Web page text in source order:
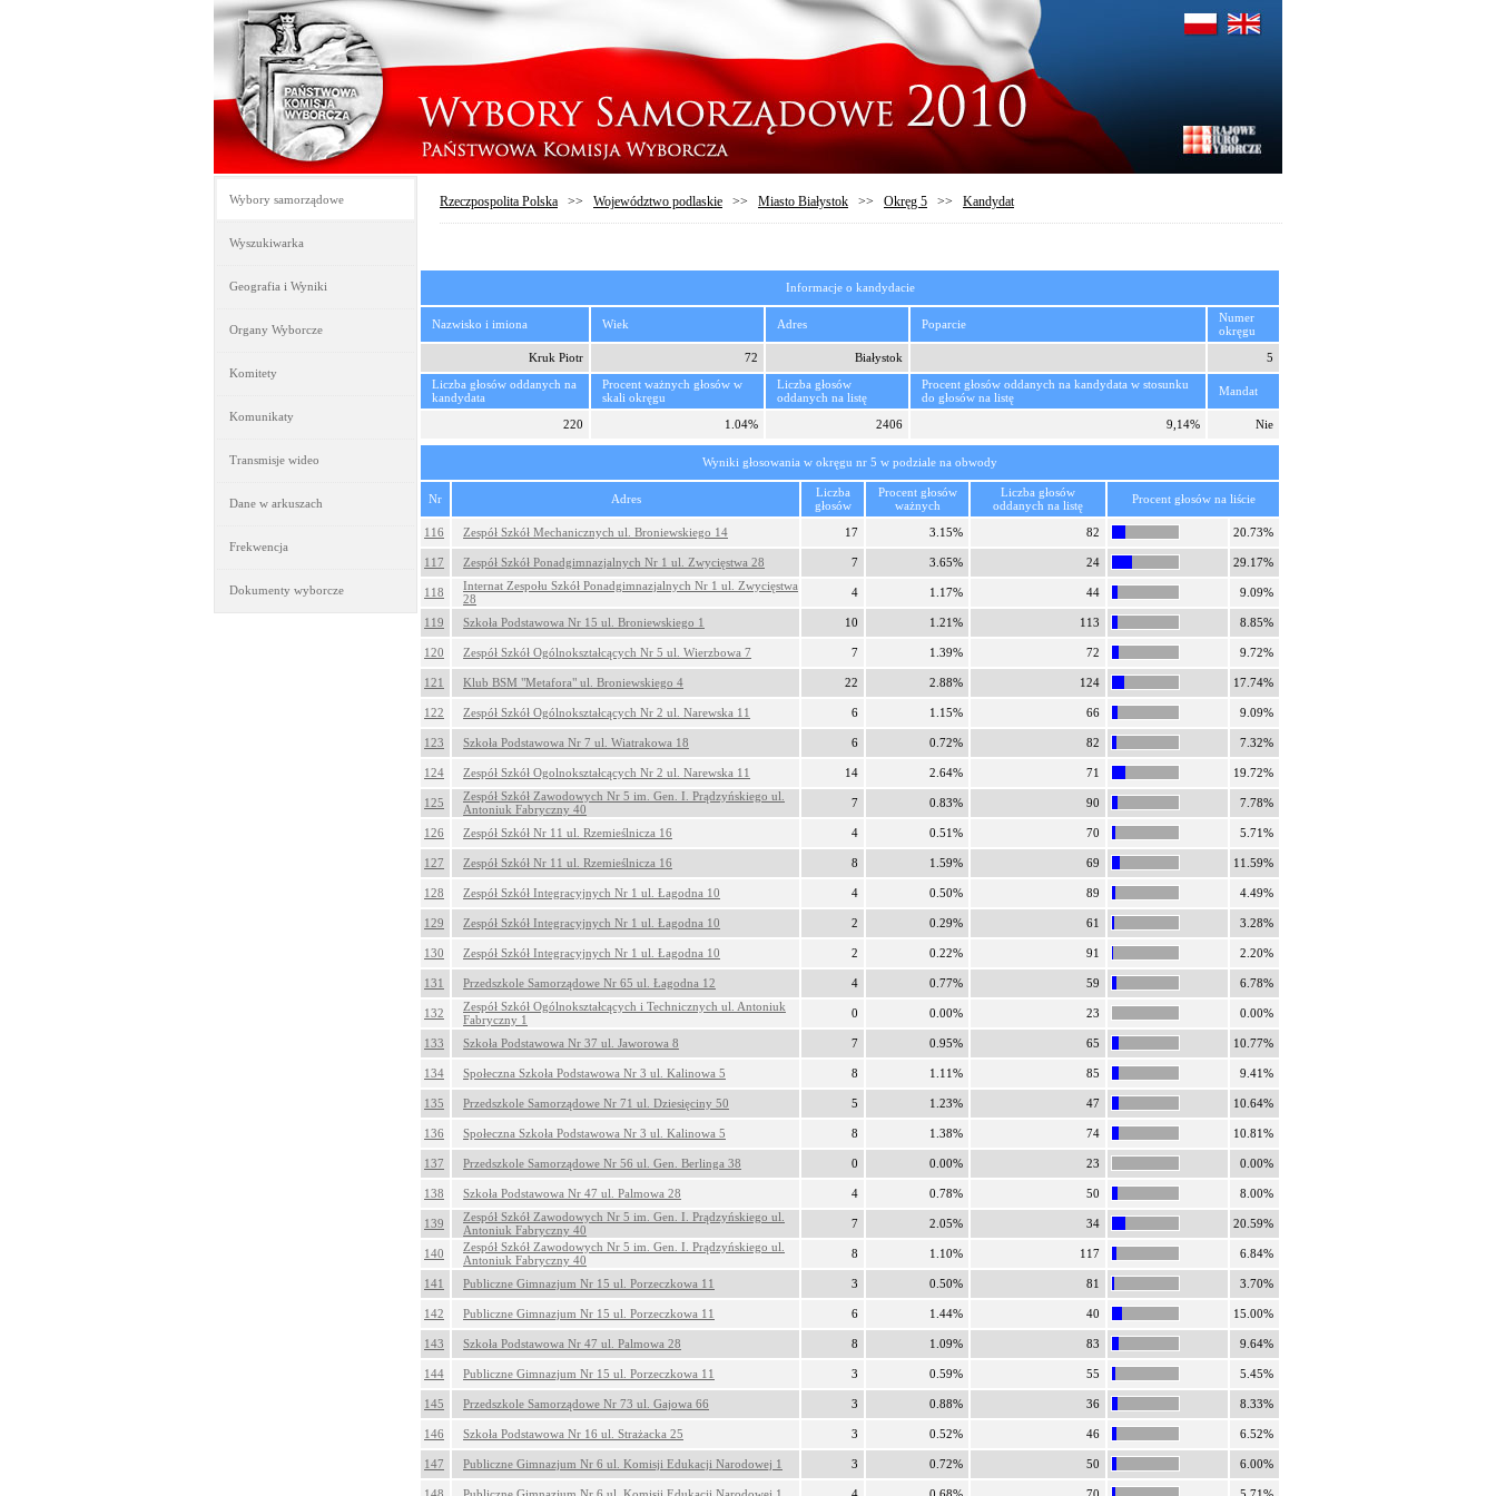
Wybory samorządowe
Wyszukiwarka
Geografia i Wyniki
Organy Wyborcze
Komitety
Komunikaty
Transmisje wideo
Dane w arkuszach
Frekwencja
Dokumenty wyborcze
Rzeczpospolita Polska >> Województwo podlaskie >> Miasto Białystok >> Okręg 5 >> Kandydat
Informacje o kandydacie
Nazwisko i imiona Wiek Adres Poparcie
Numer
okręgu
Kruk Piotr
72 Białystok
5
Liczba głosów oddanych na
kandydata
Procent ważnych głosów w
skali okręgu
Liczba głosów
oddanych na listę
Procent głosów oddanych na kandydata w stosunku
do głosów na listę
Mandat
220 1.04% 2406 9,14% Nie
Wyniki głosowania w okręgu nr 5 w podziale na obwody
Nr Adres
Liczba
głosów
Procent głosów
ważnych
Liczba głosów
oddanych na listę
Procent głosów na liście
116 Zespół Szkół Mechanicznych ul. Broniewskiego 14 17 3.15% 82 20.73%
117 Zespół Szkół Ponadgimnazjalnych Nr 1 ul. Zwycięstwa 28 7 3.65% 24 29.17%
118
Internat Zespołu Szkół Ponadgimnazjalnych Nr 1 ul. Zwycięstwa
28
4 1.17% 44 9.09%
119 Szkoła Podstawowa Nr 15 ul. Broniewskiego 1 10 1.21% 113 8.85%
120 Zespół Szkół Ogólnokształcących Nr 5 ul. Wierzbowa 7 7 1.39% 72 9.72%
121 Klub BSM "Metafora" ul. Broniewskiego 4 22 2.88% 124 17.74%
122 Zespół Szkół Ogólnokształcących Nr 2 ul. Narewska 11 6 1.15% 66 9.09%
123 Szkoła Podstawowa Nr 7 ul. Wiatrakowa 18 6 0.72% 82 7.32%
124 Zespół Szkół Ogolnokształcących Nr 2 ul. Narewska 11 14 2.64% 71 19.72%
125
Zespół Szkół Zawodowych Nr 5 im. Gen. I. Prądzyńskiego ul.
Antoniuk Fabryczny 40
7 0.83% 90 7.78%
126 Zespół Szkół Nr 11 ul. Rzemieślnicza 16 4 0.51% 70 5.71%
127 Zespół Szkół Nr 11 ul. Rzemieślnicza 16 8 1.59% 69 11.59%
128 Zespół Szkół Integracyjnych Nr 1 ul. Łagodna 10 4 0.50% 89 4.49%
129 Zespół Szkół Integracyjnych Nr 1 ul. Łagodna 10 2 0.29% 61 3.28%
130 Zespół Szkół Integracyjnych Nr 1 ul. Łagodna 10 2 0.22% 91 2.20%
131 Przedszkole Samorządowe Nr 65 ul. Łagodna 12 4 0.77% 59 6.78%
132
Zespół Szkół Ogólnokształcących i Technicznych ul. Antoniuk
Fabryczny 1
0 0.00% 23 0.00%
133 Szkoła Podstawowa Nr 37 ul. Jaworowa 8 7 0.95% 65 10.77%
134 Społeczna Szkoła Podstawowa Nr 3 ul. Kalinowa 5 8 1.11% 85 9.41%
135 Przedszkole Samorządowe Nr 71 ul. Dziesięciny 50 5 1.23% 47 10.64%
136 Społeczna Szkoła Podstawowa Nr 3 ul. Kalinowa 5 8 1.38% 74 10.81%
137 Przedszkole Samorządowe Nr 56 ul. Gen. Berlinga 38 0 0.00% 23 0.00%
138 Szkoła Podstawowa Nr 47 ul. Palmowa 28 4 0.78% 50 8.00%
139
Zespół Szkół Zawodowych Nr 5 im. Gen. I. Prądzyńskiego ul.
Antoniuk Fabryczny 40
7 2.05% 34 20.59%
140
Zespół Szkół Zawodowych Nr 5 im. Gen. I. Prądzyńskiego ul.
Antoniuk Fabryczny 40
8 1.10% 117 6.84%
141 Publiczne Gimnazjum Nr 15 ul. Porzeczkowa 11 3 0.50% 81 3.70%
142 Publiczne Gimnazjum Nr 15 ul. Porzeczkowa 11 6 1.44% 40 15.00%
143 Szkoła Podstawowa Nr 47 ul. Palmowa 28 8 1.09% 83 9.64%
144 Publiczne Gimnazjum Nr 15 ul. Porzeczkowa 11 3 0.59% 55 5.45%
145 Przedszkole Samorządowe Nr 73 ul. Gajowa 66 3 0.88% 36 8.33%
146 Szkoła Podstawowa Nr 16 ul. Strażacka 25 3 0.52% 46 6.52%
147 Publiczne Gimnazjum Nr 6 ul. Komisji Edukacji Narodowej 1 3 0.72% 50 6.00%